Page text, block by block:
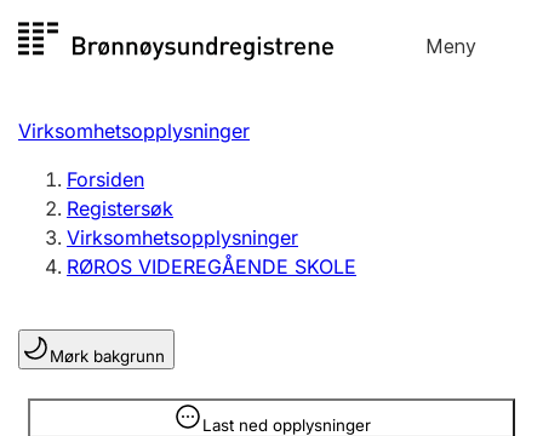
til
Meny
Registersøk
Aksjeselskap
Enkeltpersonforetak
Registrere, endre, slette
Lag og forening
Registrere, endre, slette
Virksomhetsopplysninger
Forsiden
Registersøk
Virksomhetsopplysninger
RØROS VIDEREGÅENDE SKOLE
Mørk bakgrunn
Last ned opplysninger
Opplysninger er skjult